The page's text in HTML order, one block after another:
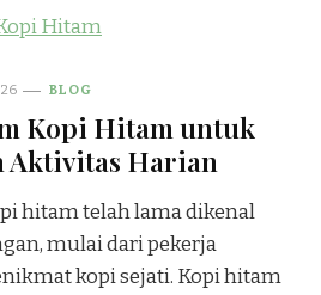
BLOG
Kopi Hitam untuk
Aktivitas Harian
hitam telah lama dikenal
mulai dari pekerja
kopi sejati. Kopi hitam